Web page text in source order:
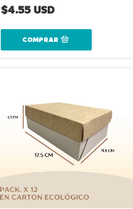
$4.55 USD